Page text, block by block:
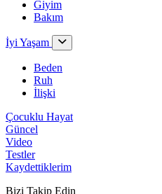
Giyim
Bakım
İyi Yaşam
Beden
Ruh
İlişki
Çocuklu Hayat
Güncel
Video
Testler
Kaydettiklerim
Bizi Takip Edin